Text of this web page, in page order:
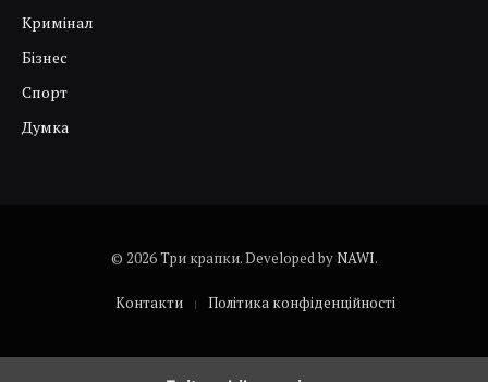
Кримінал
Бізнес
Спорт
Думка
© 2026 Три крапки. Developed byNAWI.
Контакти Політика конфіденційності